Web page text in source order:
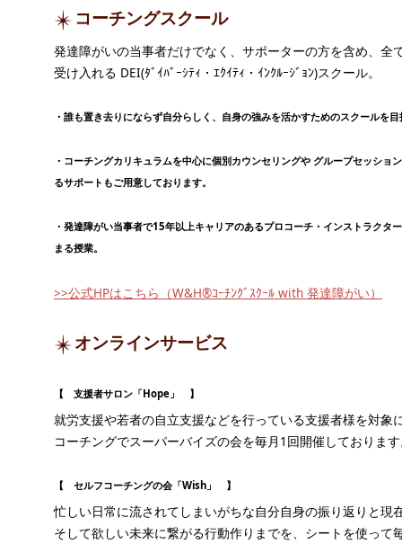
コーチングスクール
発達障がいの当事者だけでなく、サポーターの方を含め、全
受け入れる DEI(ﾀﾞｲﾊﾞｰｼﾃｨ・ｴｸｲﾃｨ・ｲﾝｸﾙｰｼﾞｮﾝ)スクール。
・誰も置き去りにならず自分らしく、自身の強みを活かすためのスクールを
・コーチングカリキュラムを中心に個別カウンセリングや グループセッショ
るサポートもご用意しております。
・発達障がい当事者で15年以上キャリアのあるプロコーチ・インストラクタ
まる授業。
>>公式HPはこちら（W&H®ｺｰﾁﾝｸﾞｽｸｰﾙ with 発達障がい）
オンラインサービス
【 支援者サロン「Hope」 】
就労支援や若者の自立支援などを行っている支援者様を対象
コーチングでスーパーバイズの会を毎月1回開催しておりま
【 セルフコーチングの会「Wish」 】
忙しい日常に流されてしまいがちな自分自身の振り返りと現
そして欲しい未来に繋がる行動作りまでを、シートを使って